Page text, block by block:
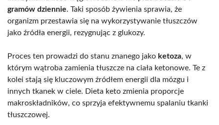
gramów dziennie. Taki sposób żywienia sprawia, że
organizm przestawia się na wykorzystywanie tłuszczów
jako źródła energii, rezygnując z glukozy.
Proces ten prowadzi do stanu znanego jako ketoza, w
którym wątroba zamienia tłuszcze na ciała ketonowe. Te z
kolei stają się kluczowym źródłem energii dla mózgu i
innych tkanek w ciele. Dieta keto zmienia proporcje
makroskładników, co sprzyja efektywnemu spalaniu tkanki
tłuszczowej.